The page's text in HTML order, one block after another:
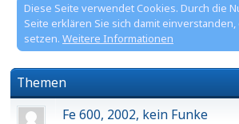
Diese Seite verwendet Cookies. Durch die
Seite erklären Sie sich damit einverstanden,
setzen. Weitere Informationen
Themen
Fe 600, 2002, kein Funke